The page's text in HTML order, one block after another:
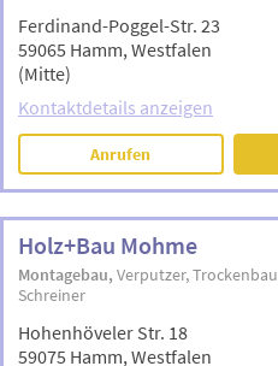
Ferdinand-Poggel-Str. 23
59065 Hamm, Westfalen
(Mitte)
Kontaktdetails anzeigen
Anrufen
Holz+Bau Mohme
Montagebau Verputzer Trockenbau
Schreiner
Hohenhöveler Str. 18
59075 Hamm, Westfalen